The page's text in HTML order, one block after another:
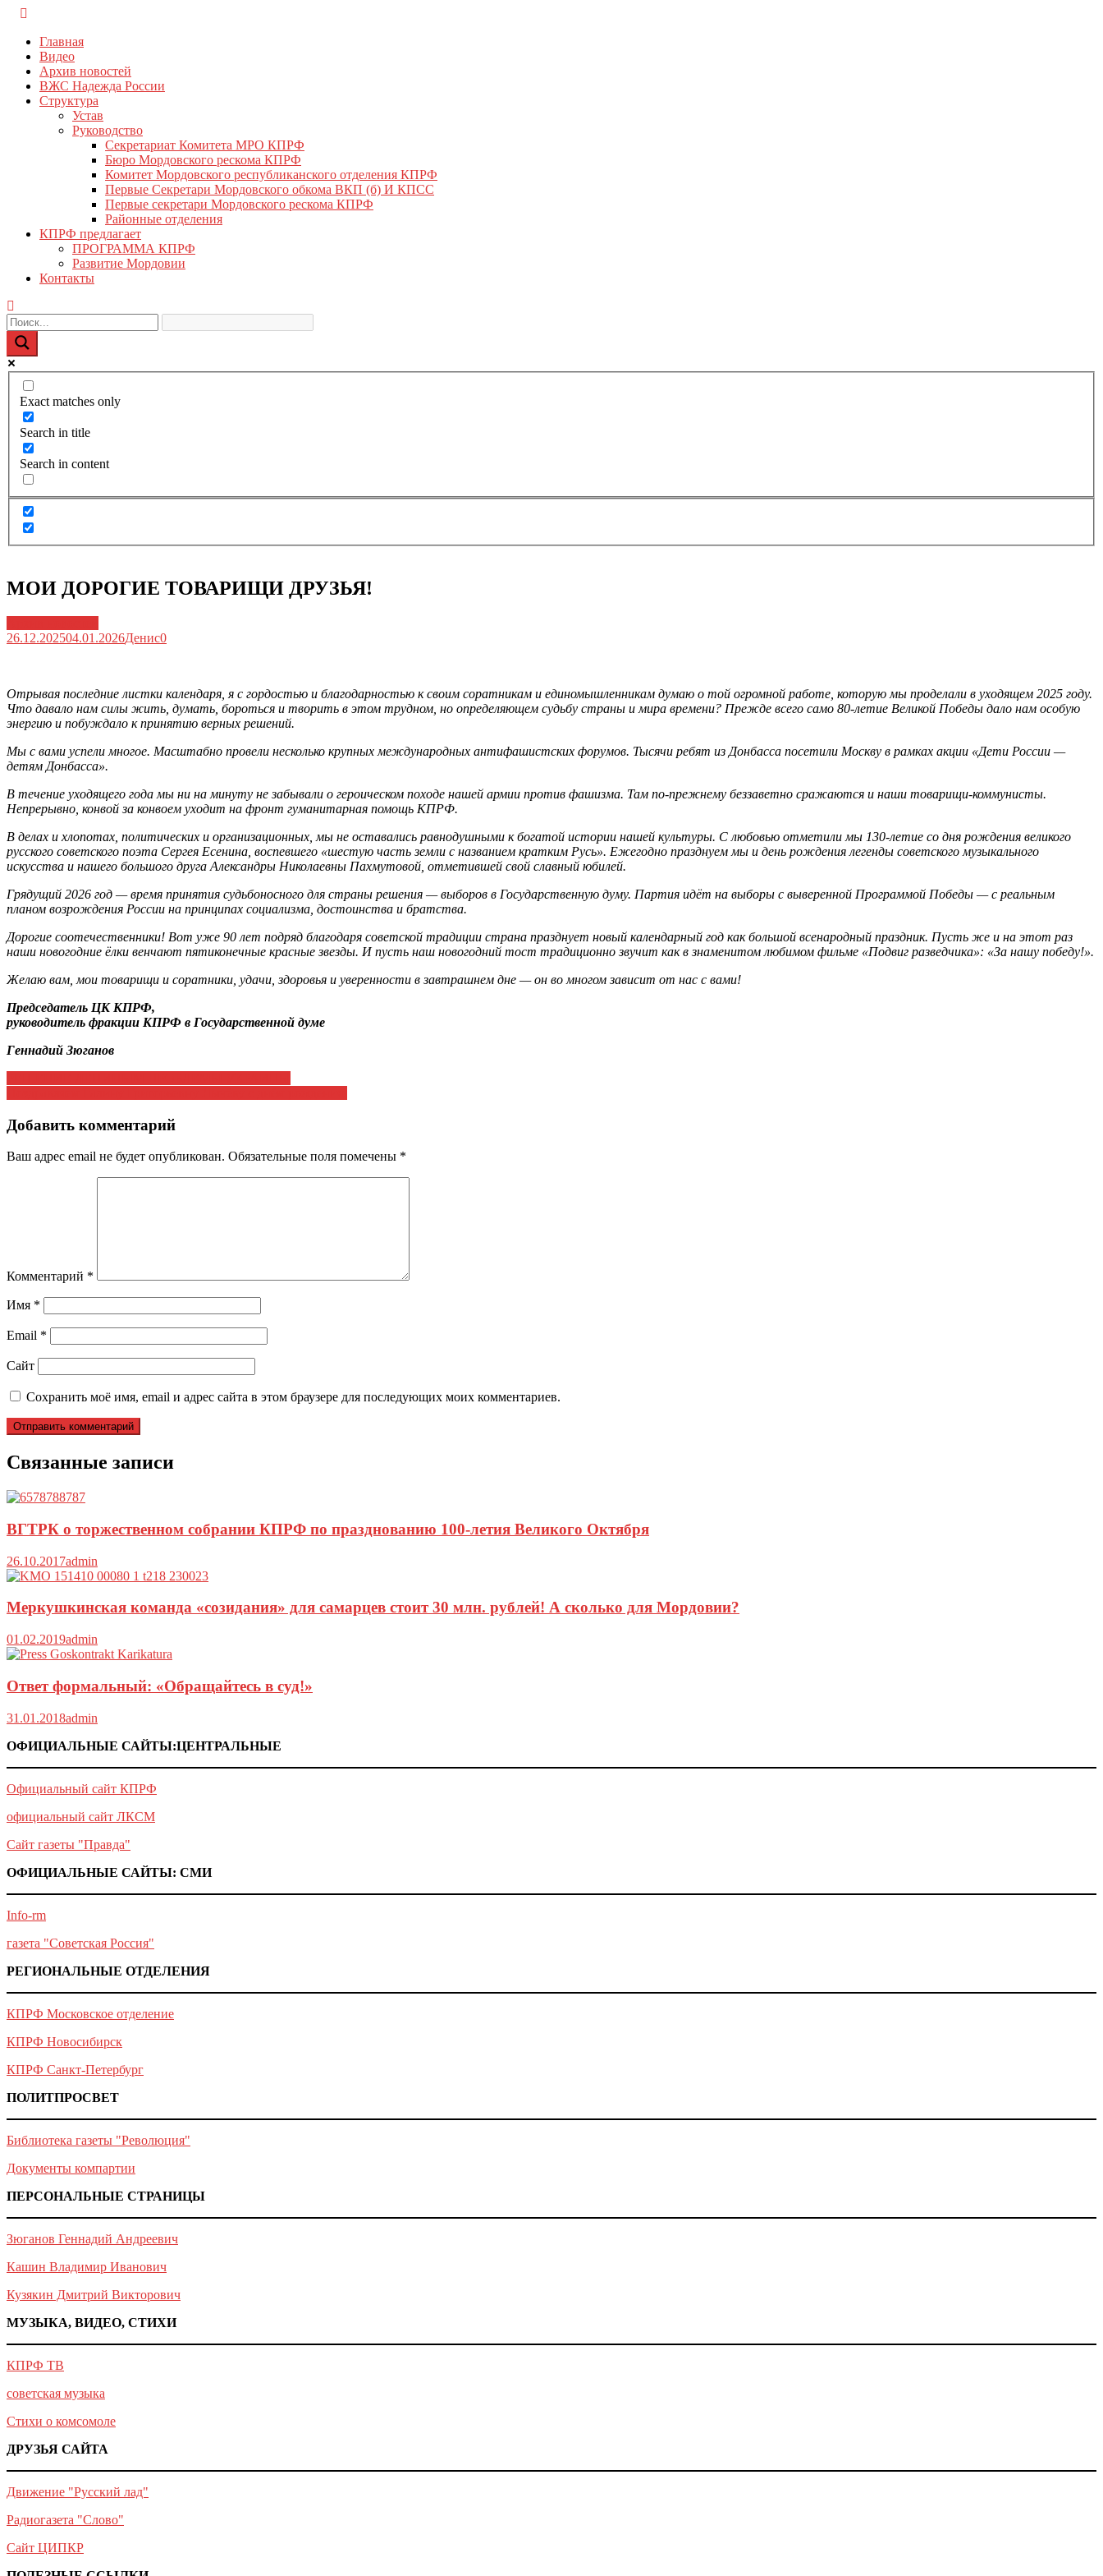
Перейти
содержимому
Главная
Видео
Архив новостей
ВЖС Надежда России
Структура
Устав
Руководство
Секретариат Комитета МРО КПРФ
Бюро Мордовского рескома КПРФ
Комитет Мордовского республиканского отделения КПРФ
Первые Секретари Мордовского обкома ВКП (б) И КПСС
Первые секретари Мордовского рескома КПРФ
Районные отделения
КПРФ предлагает
ПРОГРАММА КПРФ
Развитие Мордовии
Контакты
Exact matches only
Search in title
Search in content
МОИ ДОРОГИЕ ТОВАРИЩИ ДРУЗЬЯ!
26.12.202504.01.2026Денис0
Отрывая последние листки календаря, я с гордостью и благодарностью к своим соратникам и единомышленникам думаю о той огромной работе, которую мы проделали в уходящем 2025 году.
Что давало нам силы жить, думать, бороться и творить в этом трудном, но определяющем судьбу страны и мира времени? Прежде всего само 80‑летие Великой Победы дало нам особую
энергию и побуждало к принятию верных решений.
Мы с вами успели многое. Масштабно провели несколько крупных международных антифашистских форумов. Тысячи ребят из Донбасса посетили Москву в рамках акции «Дети России —
детям Донбасса».
В течение уходящего года мы ни на минуту не забывали о героическом походе нашей армии против фашизма. Там по‑прежнему беззаветно сражаются и наши товарищи‑коммунисты.
Непрерывно, конвой за конвоем уходит на фронт гуманитарная помощь КПРФ.
В делах и хлопотах, политических и организационных, мы не оставались равнодушными к богатой истории нашей культуры. С любовью отметили мы 130‑летие со дня рождения великого
русского советского поэта Сергея Есенина, воспевшего «шестую часть земли с названием кратким Русь». Ежегодно празднуем мы и день рождения легенды советского музыкального
искусства и нашего большого друга Александры Николаевны Пахмутовой, отметившей свой славный юбилей.
Грядущий 2026 год — время принятия судьбоносного для страны решения — выборов в Государственную думу. Партия идёт на выборы с выверенной Программой Победы — с реальным
планом возрождения России на принципах социализма, достоинства и братства.
Дорогие соотечественники! Вот уже 90 лет подряд благодаря советской традиции страна празднует новый календарный год как большой всенародный праздник. Пусть же и на этот раз
наши новогодние ёлки венчают пятиконечные красные звезды. И пусть наш новогодний тост традиционно звучит как в знаменитом любимом фильме «Подвиг разведчика»: «За нашу победу!».
Желаю вам, мои товарищи и соратники, удачи, здоровья и уверенности в завтрашнем дне — он во многом зависит от нас с вами!
Председатель ЦК КПРФ,
руководитель фракции КПРФ в Государственной думе
Геннадий Зюганов
Навигация
по
записям
Добавить комментарий
Ваш адрес email не будет опубликован. Обязательные поля помечены *
Комментарий *
Имя *
Email *
Сайт
Сохранить моё имя, email и адрес сайта в этом браузере для последующих моих комментариев.
Связанные записи
ВГТРК о торжественном собрании КПРФ по празднованию 100-летия Великого Октября
26.10.2017admin
Меркушкинская команда «созидания» для самарцев стоит 30 млн. рублей! А сколько для Мордовии?
01.02.2019admin
Ответ формальный: «Обращайтесь в суд!»
31.01.2018admin
ОФИЦИАЛЬНЫЕ САЙТЫ:ЦЕНТРАЛЬНЫЕ
Официальный сайт КПРФ
официальный сайт ЛКСМ
Сайт газеты "Правда"
ОФИЦИАЛЬНЫЕ САЙТЫ: СМИ
Info-rm
газета "Советская Россия"
РЕГИОНАЛЬНЫЕ ОТДЕЛЕНИЯ
КПРФ Московское отделение
КПРФ Новосибирск
КПРФ Санкт-Петербург
ПОЛИТПРОСВЕТ
Библиотека газеты "Революция"
Документы компартии
ПЕРСОНАЛЬНЫЕ СТРАНИЦЫ
Зюганов Геннадий Андреевич
Кашин Владимир Иванович
Кузякин Дмитрий Викторович
МУЗЫКА, ВИДЕО, СТИХИ
КПРФ ТВ
советская музыка
Стихи о комсомоле
ДРУЗЬЯ САЙТА
Движение "Русский лад"
Радиогазета "Слово"
Сайт ЦИПКР